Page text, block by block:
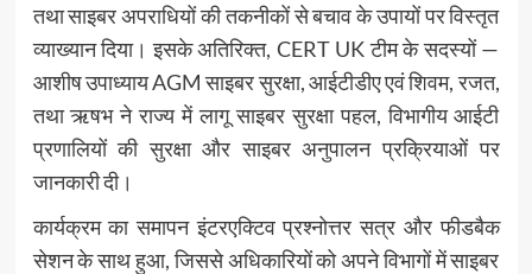
तथा साइबर अपराधियों की तकनीकों से बचाव के उपायों पर विस्तृत
व्याख्यान दिया। इसके अतिरिक्त, CERT UK टीम के सदस्यों —
आशीष उपाध्याय AGM साइबर सुरक्षा, आईटीडीए एवं शिवम, रजत,
तथा ऋषभ ने राज्य में लागू साइबर सुरक्षा पहल, विभागीय आईटी
प्रणालियों की सुरक्षा और साइबर अनुपालन प्रक्रियाओं पर
जानकारी दी।
कार्यक्रम का समापन इंटरएक्टिव प्रश्नोत्तर सत्र और फीडबैक
सेशन के साथ हुआ, जिससे अधिकारियों को अपने विभागों में साइबर